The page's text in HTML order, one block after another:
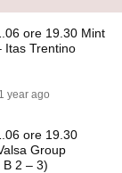
ore 19.30 Mint
Itas Trentino
year ago
ore 19.30
Group
B 2 – 3)